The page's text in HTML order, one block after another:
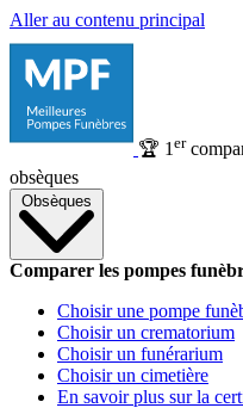
Aller au contenu principal
🏆 1 er
obsèques
Obsèques
Comparer les pompes
Choisir une pompe
Choisir un crematorium
Choisir un funérarium
Choisir un cimetière
En savoir plus sur la